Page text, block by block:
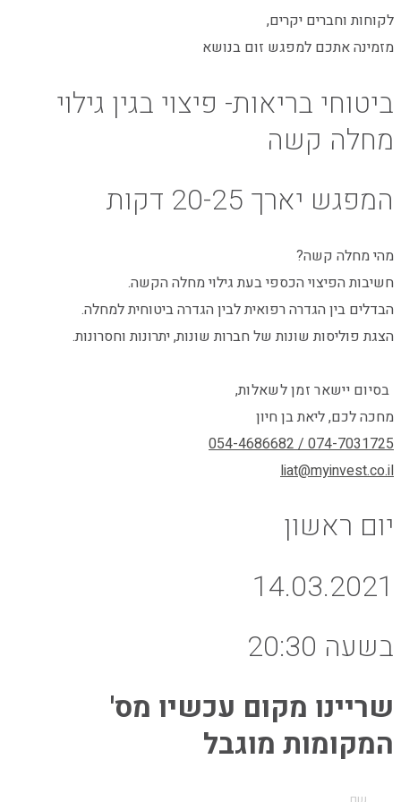
לקוחות וחברים יקרים,
מזמינה אתכם למפגש זום בנושא
ביטוחי בריאות- פיצוי בגין גילוי
מחלה קשה
המפגש יארך 20-25 דקות
מהי מחלה קשה?
חשיבות הפיצוי הכספי בעת גילוי מחלה הקשה.
הבדלים בין הגדרה רפואית לבין הגדרה ביטוחית למחלה.
הצגת פוליסות שונות של חברות שונות, יתרונות וחסרונות.
בסיום יישאר זמן לשאלות,
מחכה לכם, ליאת בן חיון
074-7031725 / 054-4686682
liat@myinvest.co.il
יום ראשון
14.03.2021
בשעה 20:30
שריינו מקום עכשיו מס'
המקומות מוגבל